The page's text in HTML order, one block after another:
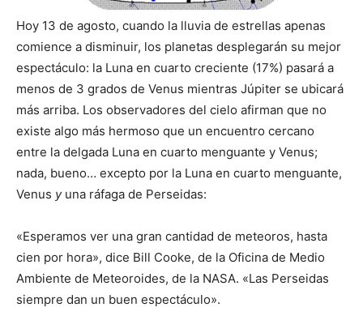
Hoy 13 de agosto, cuando la lluvia de estrellas apenas
comience a disminuir, los planetas desplegarán su mejor
espectáculo: la Luna en cuarto creciente (17%) pasará a
menos de 3 grados de Venus mientras Júpiter se ubicará
más arriba. Los observadores del cielo afirman que no
existe algo más hermoso que un encuentro cercano
entre la delgada Luna en cuarto menguante y Venus;
nada, bueno… excepto por la Luna en cuarto menguante,
Venus yuna ráfaga de Perseidas:
«Esperamos ver una gran cantidad de meteoros, hasta
cien por hora», dice Bill Cooke, de la Oficina de Medio
Ambiente de Meteoroides, de la NASA. «Las Perseidas
siempre dan un buen espectáculo».